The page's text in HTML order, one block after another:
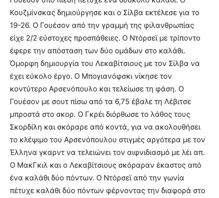
Κουζμίνσκας δημιούργησε και ο Σίλβα εκτέλεσε για το
19-26. Ο Γουέσον από την γραμμή της φιλανθρωπίας
είχε 2/2 εύστοχες προσπάθειες. Ο Ντόρσεϊ με τρίποντο
έφερε την απόσταση των δύο ομάδων στο καλάθι.
Όμορφη δημιουργία του Λεκαβίτσιους με τον Σίλβα να
έχει εύκολο έργο. Ο Μπογιανόφσκι νίκησε τον
κοντύτερο Αρσενόπουλο και τελείωσε τη φάση. Ο
Γουέσον με σουτ πίσω από τα 6,75 έβαλε τη Λέβιτσε
μπροστά στο σκορ. Ο Γκρέι διόρθωσε το λάθος τους
Σκορδίλη και σκόραρε από κοντά, για να ακολουθήσει
το κλέψιμο του Αρσενόπουλου στιγμές αργότερα με τον
Έλληνα γκαρντ να τελειώνει τον αιφνιδιασμό με λέι απ.
Ο ΜακΓκιλ και ο Λεκαβίτσιους σκόραραν έκαστος από
ένα καλάθι δύο πόντων. Ο Ντόρσεϊ από την γωνία
πέτυχε καλάθι δύο πόντων φέρνοντας την διαφορά στο